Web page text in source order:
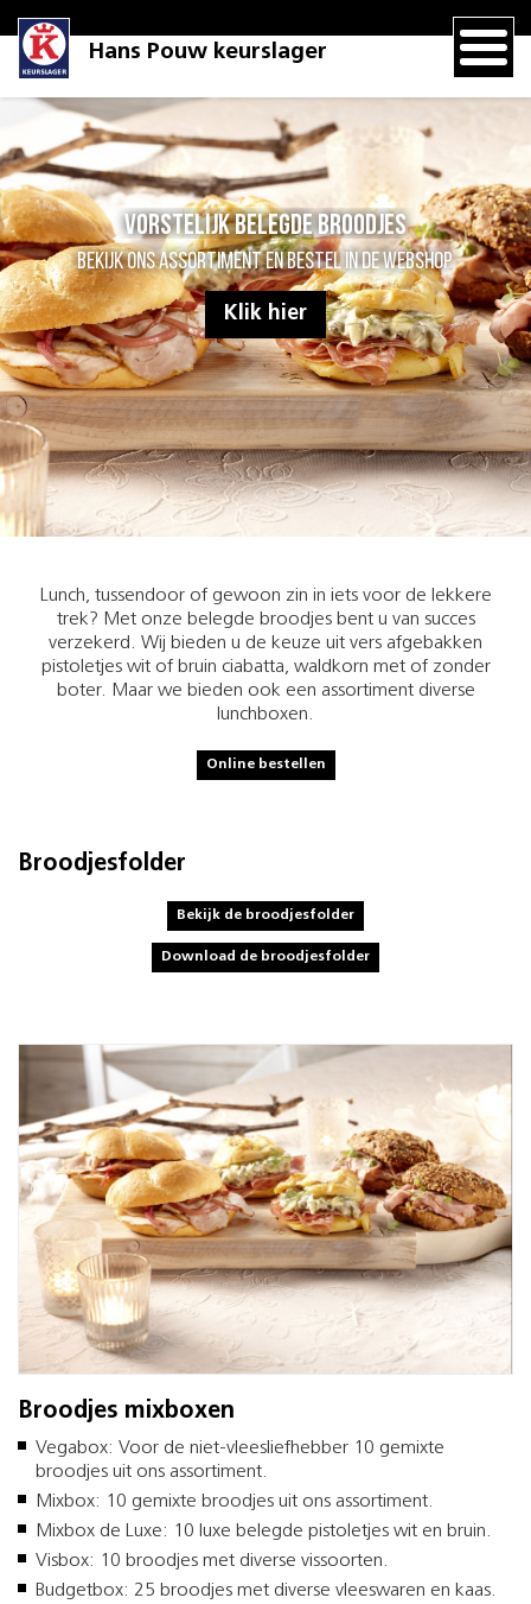
Hans Pouw keurslager
Vorstelijk belegde broodjes
Bekijk ons assortiment en bestel in de webshop
Klik hier
Lunch, tussendoor of gewoon zin in iets voor de lekkere
trek? Met onze belegde broodjes bent u van succes
verzekerd. Wij bieden u de keuze uit vers afgebakken
pistoletjes wit of bruin ciabatta, waldkorn met of zonder
boter. Maar we bieden ook een assortiment diverse
lunchboxen.
Online bestellen
Broodjesfolder
Bekijk de broodjesfolder
Download de broodjesfolder
Broodjes mixboxen
Vegabox: Voor de niet-vleesliefhebber 10 gemixte
broodjes uit ons assortiment.
Mixbox: 10 gemixte broodjes uit ons assortiment.
Mixbox de Luxe: 10 luxe belegde pistoletjes wit en bruin.
Visbox: 10 broodjes met diverse vissoorten.
Budgetbox: 25 broodjes met diverse vleeswaren en kaas.